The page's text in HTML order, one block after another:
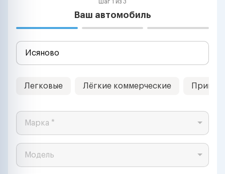
Шаг 1 из 3
Ваш автомобиль
Легковые Лёгкие коммерческие
Марка *
Модель